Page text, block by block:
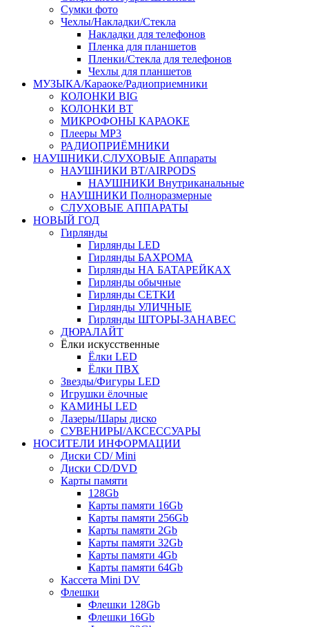
Сумки фото
Чехлы/Накладки/Стекла
Накладки для телефонов
Пленка для планшетов
Пленки/Стекла для телефонов
Чехлы для планшетов
МУЗЫКА/Караоке/Радиоприемники
КОЛОНКИ BIG
КОЛОНКИ BT
МИКРОФОНЫ КАРАОКЕ
Плееры MP3
РАДИОПРИЁМНИКИ
НАУШНИКИ,СЛУХОВЫЕ Аппараты
НАУШНИКИ BT/AIRPODS
НАУШНИКИ Внутриканальные
НАУШНИКИ Полноразмерные
СЛУХОВЫЕ АППАРАТЫ
НОВЫЙ ГОД
Гирлянды
Гирлянды LED
Гирлянды БАХРОМА
Гирлянды НА БАТАРЕЙКАХ
Гирлянды обычные
Гирлянды СЕТКИ
Гирлянды УЛИЧНЫЕ
Гирлянды ШТОРЫ-ЗАНАВЕС
ДЮРАЛАЙТ
Ёлки искусственные
Ёлки LED
Ёлки ПВХ
Звезды/Фигуры LED
Игрушки ёлочные
КАМИНЫ LED
Лазеры/Шары диско
СУВЕНИРЫ/АКСЕССУАРЫ
НОСИТЕЛИ ИНФОРМАЦИИ
Диски CD/ Mini
Диски CD/DVD
Карты памяти
128Gb
Карты памяти 16Gb
Карты памяти 256Gb
Карты памяти 2Gb
Карты памяти 32Gb
Карты памяти 4Gb
Карты памяти 64Gb
Кассета Mini DV
Флешки
Флешки 128Gb
Флешки 16Gb